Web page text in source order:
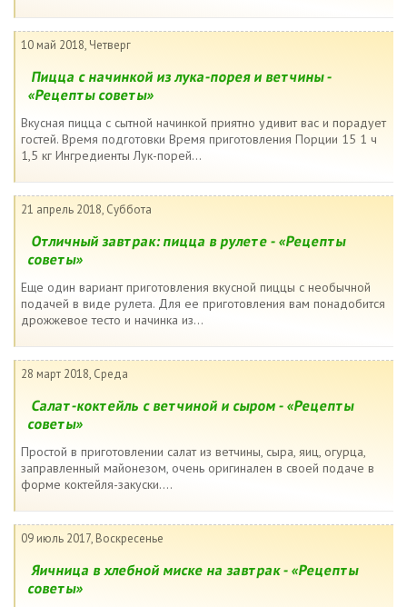
10 май 2018, Четверг
Пицца с начинкой из лука-порея и ветчины -
«Рецепты советы»
Вкусная пицца с сытной начинкой приятно удивит вас и порадует
гостей. Время подготовки Время приготовления Порции 15 1 ч
1,5 кг Ингредиенты Лук-порей...
21 апрель 2018, Суббота
Отличный завтрак: пицца в рулете - «Рецепты
советы»
Еще один вариант приготовления вкусной пиццы с необычной
подачей в виде рулета. Для ее приготовления вам понадобится
дрожжевое тесто и начинка из...
28 март 2018, Среда
Салат-коктейль с ветчиной и сыром - «Рецепты
советы»
Простой в приготовлении салат из ветчины, сыра, яиц, огурца,
заправленный майонезом, очень оригинален в своей подаче в
форме коктейля-закуски....
09 июль 2017, Воскресенье
Яичница в хлебной миске на завтрак - «Рецепты
советы»